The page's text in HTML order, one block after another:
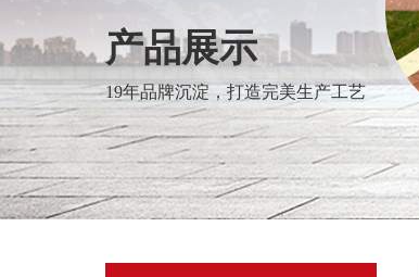
产品展示
19年品牌沉淀，打造完美生产工艺